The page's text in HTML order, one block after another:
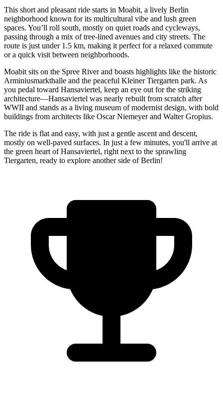
This short and pleasant ride starts in Moabit, a lively Berlin
neighborhood known for its multicultural vibe and lush green
spaces. You’ll roll south, mostly on quiet roads and cycleways,
passing through a mix of tree-lined avenues and city streets. The
route is just under 1.5 km, making it perfect for a relaxed commute
or a quick visit between neighborhoods.
Moabit sits on the Spree River and boasts highlights like the historic
Arminiusmarkthalle and the peaceful Kleiner Tiergarten park. As
you pedal toward Hansaviertel, keep an eye out for the striking
architecture—Hansaviertel was nearly rebuilt from scratch after
WWII and stands as a living museum of modernist design, with bold
buildings from architects like Oscar Niemeyer and Walter Gropius.
The ride is flat and easy, with just a gentle ascent and descent,
mostly on well-paved surfaces. In just a few minutes, you'll arrive at
the green heart of Hansaviertel, right next to the sprawling
Tiergarten, ready to explore another side of Berlin!